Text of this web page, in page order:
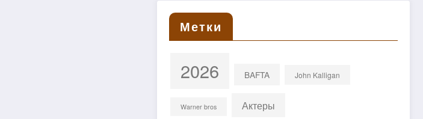
Метки
2026 BAFTA John Kalligan
Warner bros Актеры